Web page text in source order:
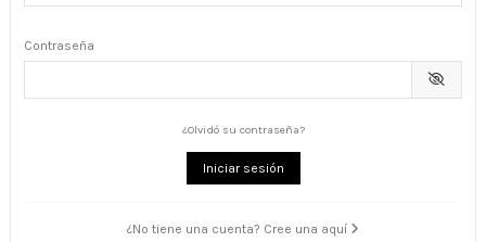
Contraseña
¿Olvidó su contraseña?
Iniciar sesión
¿No tiene una cuenta? Cree una aquí